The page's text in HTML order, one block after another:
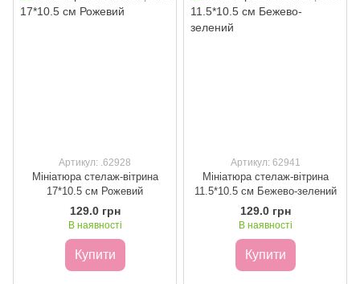
Артикул: .62928
Мініатюра стелаж-вітрина
17*10.5 см Рожевий
129.0 грн
В наявності
Купити
Артикул: 62941
Мініатюра стелаж-вітрина
11.5*10.5 см Бежево-зелений
129.0 грн
В наявності
Купити